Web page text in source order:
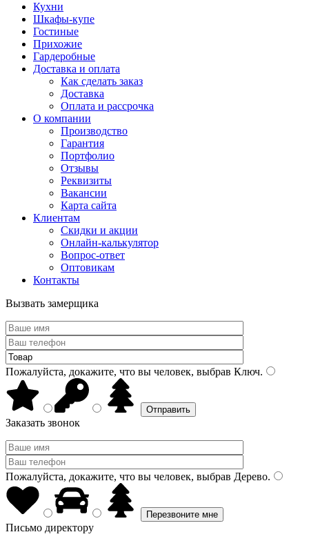
Кухни
Шкафы-купе
Гостиные
Прихожие
Гардеробные
Доставка и оплата
Как сделать заказ
Доставка
Оплата и рассрочка
О компании
Производство
Гарантия
Портфолио
Отзывы
Реквизиты
Вакансии
Карта сайта
Клиентам
Скидки и акции
Онлайн-калькулятор
Вопрос-ответ
Оптовикам
Контакты
Вызвать замерщика
Пожалуйста, докажите, что вы человек, выбрав Ключ.
Заказать звонок
Пожалуйста, докажите, что вы человек, выбрав Дерево.
Письмо директору